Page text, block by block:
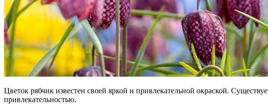
Цветок рябчик известен своей яркой и привлекательной окраской.
привлекательностью.